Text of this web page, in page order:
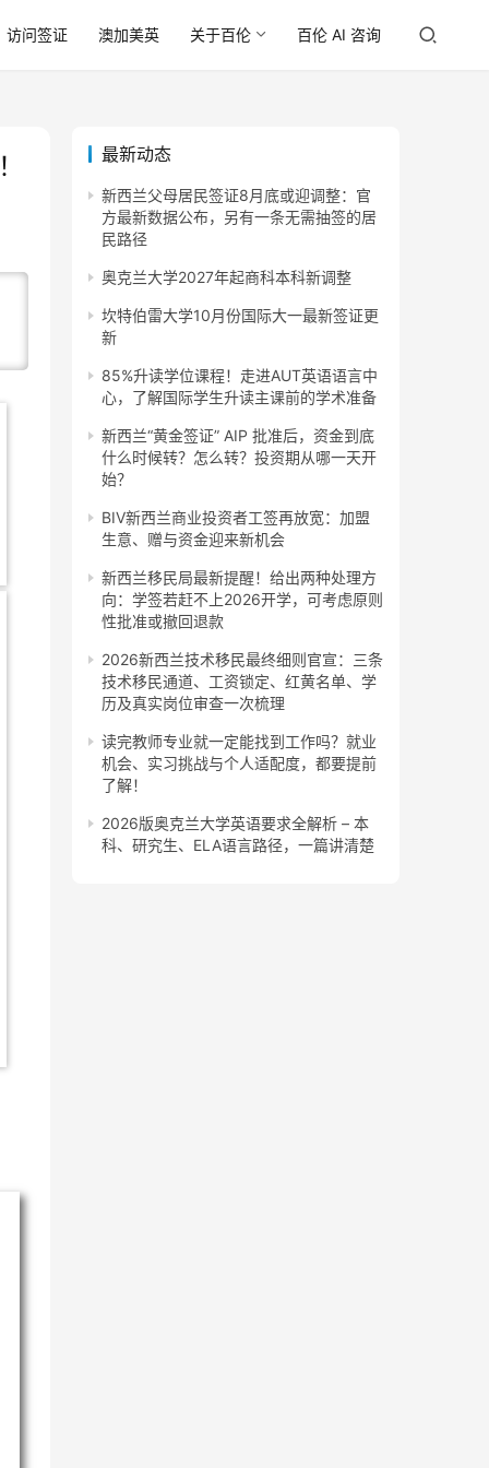
访问签证 澳加美英 关于百伦 百伦 AI 咨询
最新动态
新西兰父母居民签证8月底或迎调整：官
方最新数据公布，另有一条无需抽签的居
民路径
奥克兰大学2027年起商科本科新调整
坎特伯雷大学10月份国际大一最新签证更
新
85%升读学位课程！走进AUT英语语言中
心，了解国际学生升读主课前的学术准备
新西兰“黄金签证” AIP 批准后，资金到底
什么时候转？怎么转？投资期从哪一天开
始？
BIV新西兰商业投资者工签再放宽：加盟
生意、赠与资金迎来新机会
新西兰移民局最新提醒！给出两种处理方
向：学签若赶不上2026开学，可考虑原则
性批准或撤回退款
2026新西兰技术移民最终细则官宣：三条
技术移民通道、工资锁定、红黄名单、学
历及真实岗位审查一次梳理
读完教师专业就一定能找到工作吗？就业
机会、实习挑战与个人适配度，都要提前
了解！
2026版奥克兰大学英语要求全解析 – 本
科、研究生、ELA语言路径，一篇讲清楚